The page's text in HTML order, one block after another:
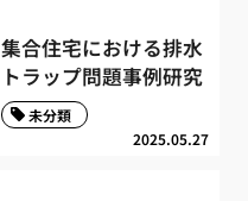
集合住宅における排水
トラップ問題事例研究
2025.05.27
未分類